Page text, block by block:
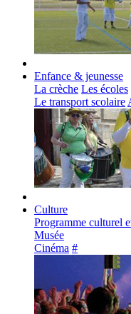
Enfance & jeunesse
La crèche Les écoles
Le transport scolaire
Culture
Programme culturel
Musée
Cinéma #